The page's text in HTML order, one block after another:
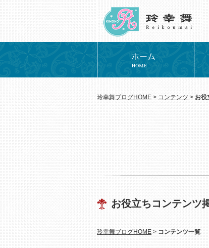
玲幸舞ブログHOME > コンテンツ > お役
お役立ちコンテンツ
玲幸舞ブログHOME > コンテンツ一覧